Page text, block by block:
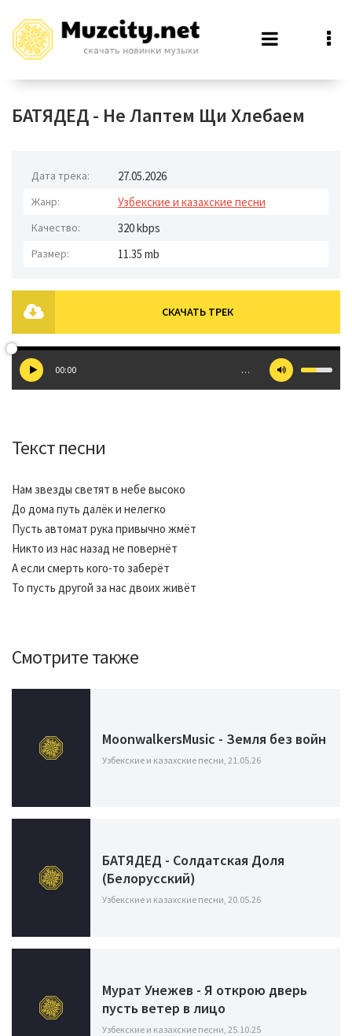
БАТЯДЕД - Не Лаптем Щи Хлебаем
Дата трека: 27.05.2026
Жанр: Узбекские и казахские песни
Качество: 320 kbps
Размер: 11.35 mb
СКАЧАТЬ ТРЕК
00:00 …
Текст песни
Нам звезды светят в небе высоко
До дома путь далёк и нелегко
Пусть автомат рука привычно жмёт
Никто из нас назад не повернёт
А если смерть кого-то заберёт
То пусть другой за нас двоих живёт
Смотрите также
MoonwalkersMusic - Земля без войн
Узбекские и казахские песни, 21.05.26
БАТЯДЕД - Солдатская Доля
(Белорусский)
Узбекские и казахские песни, 20.05.26
Мурат Унежев - Я открою дверь
пусть ветер в лицо
Узбекские и казахские песни, 25.10.25